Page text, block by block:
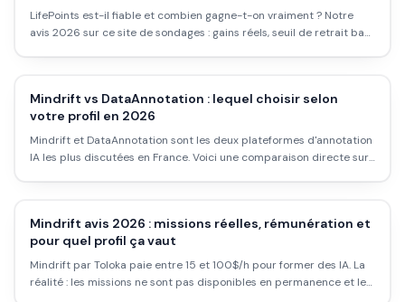
LifePoints est-il fiable et combien gagne-t-on vraiment ? Notre
avis 2026 sur ce site de sondages : gains réels, seuil de retrait bas
Mindrift vs DataAnnotation : lequel choisir selon
votre profil en 2026
Mindrift et DataAnnotation sont les deux plateformes d'annotation
IA les plus discutées en France. Voici une comparaison directe sur
Mindrift avis 2026 : missions réelles, rémunération et
pour quel profil ça vaut
Mindrift par Toloka paie entre 15 et 100$/h pour former des IA. La
réalité : les missions ne sont pas disponibles en permanence et le